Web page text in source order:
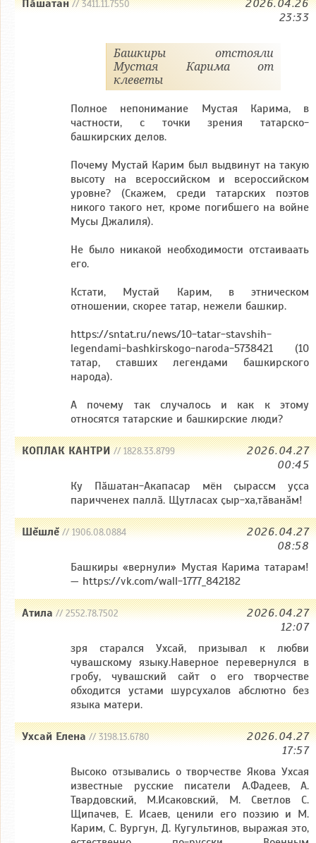
Пăшатан// 3411.11.7550
2026.04.26
23:33
Башкиры отстояли
Мустая Карима от
клеветы
Полное непонимание Мустая Карима, в
частности, с точки зрения татарско-
башкирских делов.
Почему Мустай Карим был выдвинут на такую
высоту на всероссийском и всероссийском
уровне? (Скажем, среди татарских поэтов
никого такого нет, кроме погибшего на войне
Мусы Джалиля).
Не было никакой необходимости отстаиваать
его.
Кстати, Мустай Карим, в этническом
отношении, скорее татар, нежели башкир.
https://sntat.ru/news/10-tatar-stavshih-
legendami-bashkirskogo-naroda-5738421 (10
татар, ставших легендами башкирского
народа).
А почему так случалось и как к этому
относятся татарские и башкирские люди?
КОПЛАК КАНТРИ// 1828.33.8799
2026.04.27
00:45
Ку Пӑшатан-Акапасар мён ҫырассм уҫса
паричченех паллӑ. Щутласах ҫыр-ха,тӑванӑм!
Шĕшлĕ// 1906.08.0884
2026.04.27
08:58
Башкиры «вернули» Мустая Карима татарам!
— https://vk.com/wall-1777_842182
Атила// 2552.78.7502
2026.04.27
12:07
зря старался Ухсай, призывал к любви
чувашскому языку.Наверное перевернулся в
гробу, чувашский сайт о его творчестве
обходится устами шурсухалов абслютно без
языка матери.
Ухсай Елена// 3198.13.6780
2026.04.27
17:57
Высоко отзывались о творчестве Якова Ухсая
известные русские писатели А.Фадеев, А.
Твардовский, М.Исаковский, М. Светлов С.
Щипачев, Е. Исаев, ценили его поэзию и М.
Карим, С. Вургун, Д. Кугультинов, выражая это,